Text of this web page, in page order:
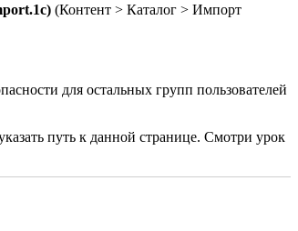
(Контент > Каталог > Импорт
для остальных групп пользователей
путь к данной странице. Смотри урок